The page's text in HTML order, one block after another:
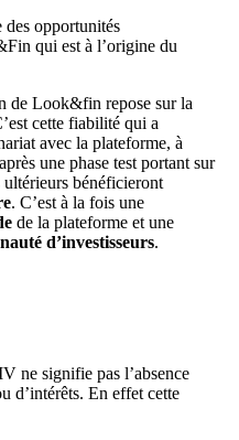
des opportunités
qui est à l’origine du
de Look&fin repose sur la
cette fiabilité qui a
avec la plateforme, à
une phase test portant sur
ultérieurs bénéficieront
. C’est à la fois une
de la plateforme et une
d’investisseurs.
ne signifie pas l’absence
d’intérêts. En effet cette